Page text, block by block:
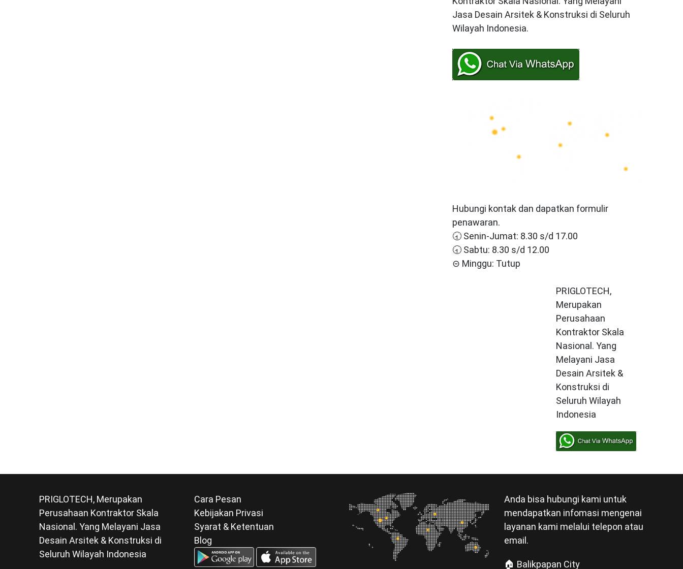
Jasa Desain Arsitek & Konstruksi di Seluruh
Wilayah Indonesia.
Hubungi kontak dan dapatkan formulir
penawaran.
🕣 Senin-Jumat: 8.30 s/d 17.00
🕣 Sabtu: 8.30 s/d 12.00
⊝ Minggu: Tutup
PRIGLOTECH,
Merupakan
Perusahaan
Kontraktor Skala
Nasional. Yang
Melayani Jasa
Desain Arsitek &
Konstruksi di
Seluruh Wilayah
Indonesia
PRIGLOTECH, Merupakan
Perusahaan Kontraktor Skala
Nasional. Yang Melayani Jasa
Desain Arsitek & Konstruksi di
Seluruh Wilayah Indonesia
Cara Pesan
Kebijakan Privasi
Syarat & Ketentuan
Blog
Anda bisa hubungi kami untuk
mendapatkan infomasi mengenai
layanan kami melalui telepon atau
email.
🏠 Balikpapan City